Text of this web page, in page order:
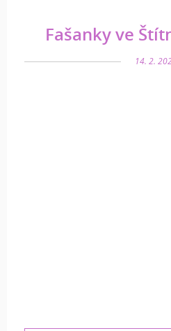
Fašanky ve
14. 2.